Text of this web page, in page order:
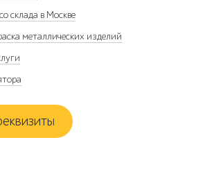
склада в Москве
металлических изделий